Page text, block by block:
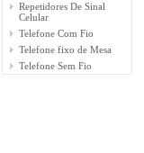
Repetidores De Sinal
Celular
Telefone Com Fio
Telefone fixo de Mesa
Telefone Sem Fio